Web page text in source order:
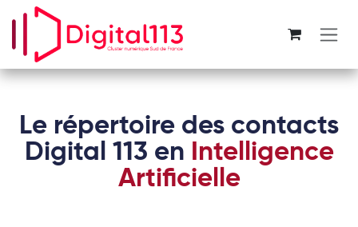
Se rendre au contenu
Le répertoire des contacts
Digital 113 en Intelligence
Artificielle